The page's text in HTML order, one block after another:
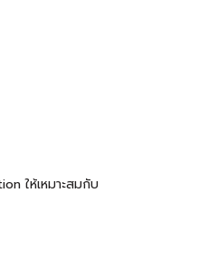
ให้เหมาะสมกับ